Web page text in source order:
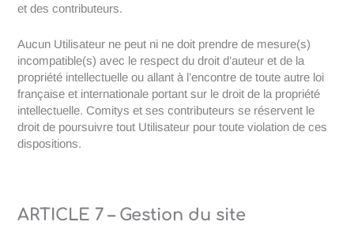
et des contributeurs.
Aucun Utilisateur ne peut ni ne doit prendre de mesure(s)
incompatible(s) avec le respect du droit d’auteur et de la
propriété intellectuelle ou allant à l’encontre de toute autre loi
française et internationale portant sur le droit de la propriété
intellectuelle. Comitys et ses contributeurs se réservent le
droit de poursuivre tout Utilisateur pour toute violation de ces
dispositions.
ARTICLE 7 – Gestion du site